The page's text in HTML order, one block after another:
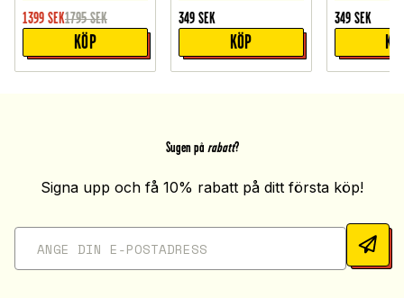
1399 SEK1795 SEK
KÖP
349 SEK
KÖP
349 SEK
Sugen på rabatt?
Signa upp och få 10% rabatt på ditt första köp!